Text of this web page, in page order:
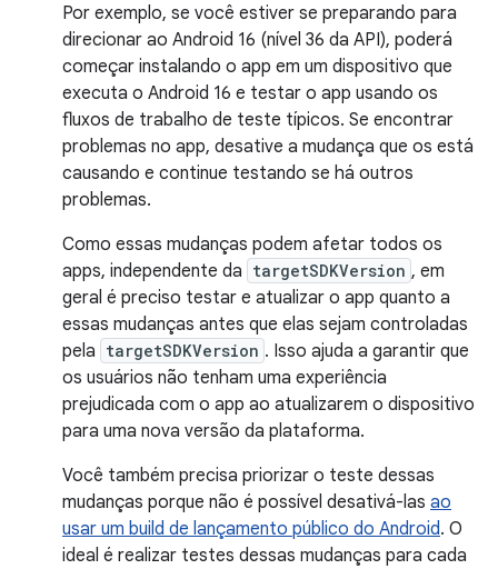
Por exemplo, se você estiver se preparando para
direcionar ao Android 16 (nível 36 da API), poderá
começar instalando o app em um dispositivo que
executa o Android 16 e testar o app usando os
fluxos de trabalho de teste típicos. Se encontrar
problemas no app, desative a mudança que os está
causando e continue testando se há outros
problemas.
Como essas mudanças podem afetar todos os
apps, independente da targetSDKVersion , em
geral é preciso testar e atualizar o app quanto a
essas mudanças antes que elas sejam controladas
pela targetSDKVersion . Isso ajuda a garantir que
os usuários não tenham uma experiência
prejudicada com o app ao atualizarem o dispositivo
para uma nova versão da plataforma.
Você também precisa priorizar o teste dessas
mudanças porque não é possível desativá-las ao
usar um build de lançamento público do Android. O
ideal é realizar testes dessas mudanças para cada